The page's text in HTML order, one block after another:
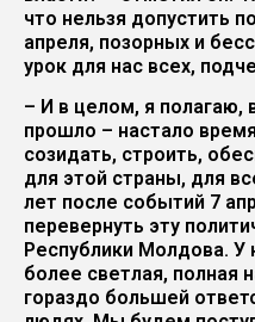
что нельзя допустить
апреля, позорных и
урок для нас всех,
– И в целом, я полагаю,
прошло – настало
созидать, строить,
для этой страны, для
лет после событий 7
перевернуть эту
Республики Молдова. У
более светлая, полная
гораздо большей